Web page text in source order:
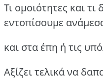
Τι ομοιότητες και
εντοπίσουμε
και στα έπη ή τις
Αξίζει τελικά να